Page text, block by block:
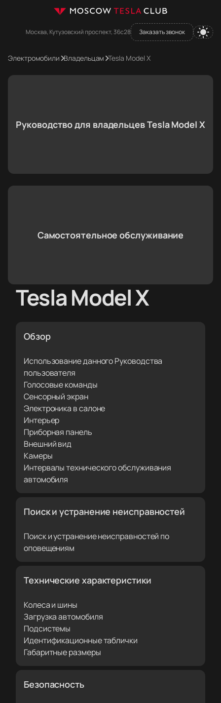
Москва, Кутузовский проспект, 36с28 Заказать звонок
Электромобили Владельцам Tesla Model X
Руководство для владельцев Tesla Model X
Самостоятельное обслуживание
Tesla Model X
Обзор
Использование данного Руководства
пользователя
Голосовые команды
Сенсорный экран
Электроника в салоне
Интерьер
Приборная панель
Внешний вид
Камеры
Интервалы технического обслуживания
автомобиля
Поиск и устранение неисправностей
Поиск и устранение неисправностей по
оповещениям
Технические характеристики
Колеса и шины
Загрузка автомобиля
Подсистемы
Идентификационные таблички
Габаритные размеры
Безопасность